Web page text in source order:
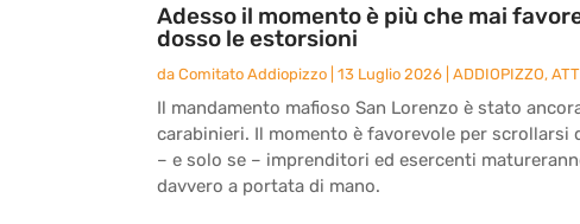
Adesso il momento è più che mai
dosso le estorsioni
da Comitato Addiopizzo 13 Luglio 2026 ADDIOPIZZO,
Il mandamento mafioso San Lorenzo è stato
carabinieri. Il momento è favorevole per
– e solo se – imprenditori ed esercenti
davvero a portata di mano.